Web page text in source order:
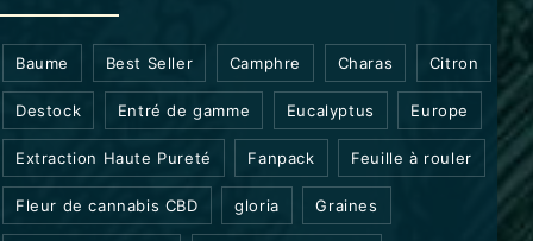
Baume Best Seller Camphre Charas Citron
Destock Entré de gamme Eucalyptus Europe
Extraction Haute Pureté Fanpack Feuille à rouler
Fleur de cannabis CBD gloria Graines